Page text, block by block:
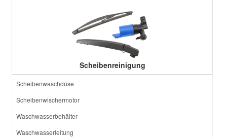
Scheibenreinigung
Scheibenwaschdüse
Scheibenwischermotor
Waschwasserbehälter
Waschwasserleitung